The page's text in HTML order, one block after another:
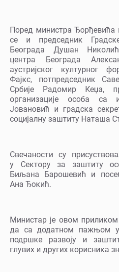
Поред министра Ђорђевића
се и председник
Београда Душан
центра Београда
аустријског културног
Фајкс, потпредседник
Србије Радомир Кеџа,
организације особа са
Јовановић и градска
социјалну заштиту Наташа
Свечаности су
у Сектору за заштиту
Биљана Барошевић и
Ана Ђокић.
Министар је овом
да са додатном пажњом
подршке развоју и
глувих и других корисника